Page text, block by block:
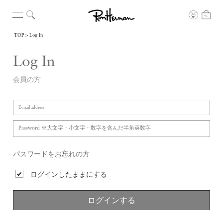
TOP Log In
Log In
会員の方
パスワードをお忘れの方
ログインしたままにする
ログインする